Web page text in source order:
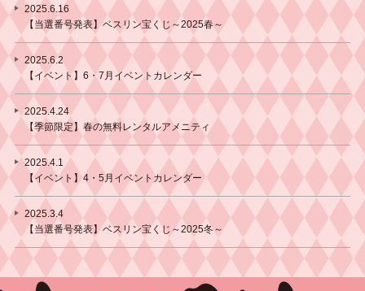
2025.6.16
【当選番号発表】ベスリン宝くじ～2025春～
2025.6.2
【イベント】6・7月イベントカレンダー
2025.4.24
【季節限定】春の無料レンタルアメニティ
2025.4.1
【イベント】4・5月イベントカレンダー
2025.3.4
【当選番号発表】ベスリン宝くじ～2025冬～